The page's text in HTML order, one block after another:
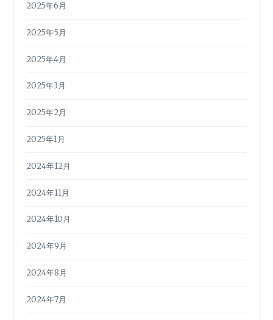
2025年6月
2025年5月
2025年4月
2025年3月
2025年2月
2025年1月
2024年12月
2024年11月
2024年10月
2024年9月
2024年8月
2024年7月